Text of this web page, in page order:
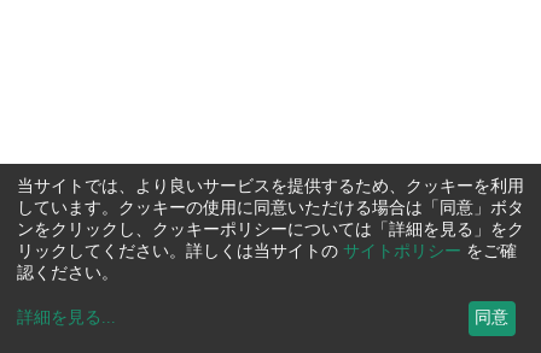
当サイトでは、より良いサービスを提供するため、クッキーを利用
しています。クッキーの使用に同意いただける場合は「同意」ボタ
ンをクリックし、クッキーポリシーについては「詳細を見る」をク
リックしてください。詳しくは当サイトの サイトポリシー をご確
認ください。
詳細を見る ... 同意